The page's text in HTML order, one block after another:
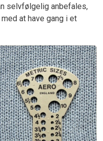
selvfølgelig anbefales,
at have gang i et